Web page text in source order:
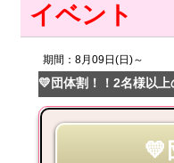
イベント
期間：8月09日(日)～
💛団体割！！2名様以
💛